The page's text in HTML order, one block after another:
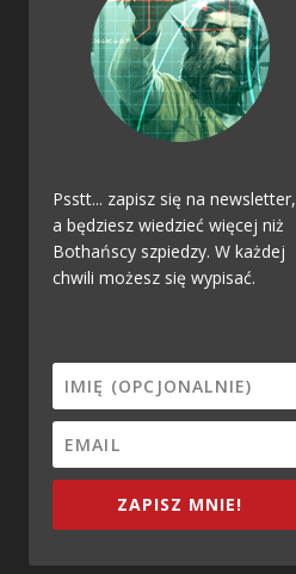
Psstt... zapisz się na newsletter,
a będziesz wiedzieć więcej niż
Bothańscy szpiedzy. W każdej
chwili możesz się wypisać.
ZAPISZ MNIE!